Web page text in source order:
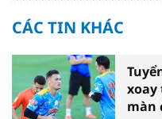
CÁC TIN KHÁC
xoay
màn